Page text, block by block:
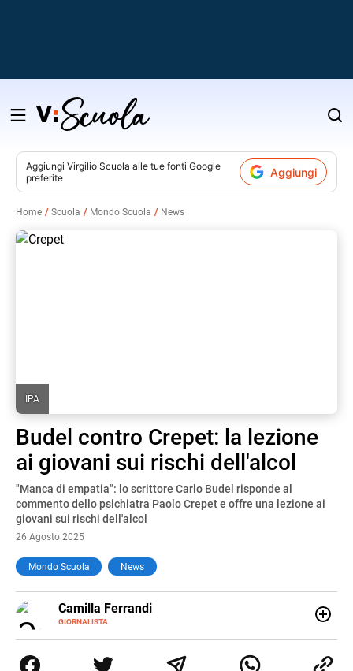
Salta
contenuto
Aggiungi Virgilio Scuola alle tue fonti Google
preferite
Aggiungi
Home Scuola Mondo Scuola News
IPA
Budel contro Crepet: la lezione
ai giovani sui rischi dell'alcol
"Manca di empatia": lo scrittore Carlo Budel risponde al
commento dello psichiatra Paolo Crepet e offre una lezione ai
giovani sui rischi dell'alcol
26 Agosto 2025
Mondo Scuola News
Camilla Ferrandi
GIORNALISTA
E-
MAIL
LINKEDIN
di trasformare la passione per la scrittura in un lavoro, e